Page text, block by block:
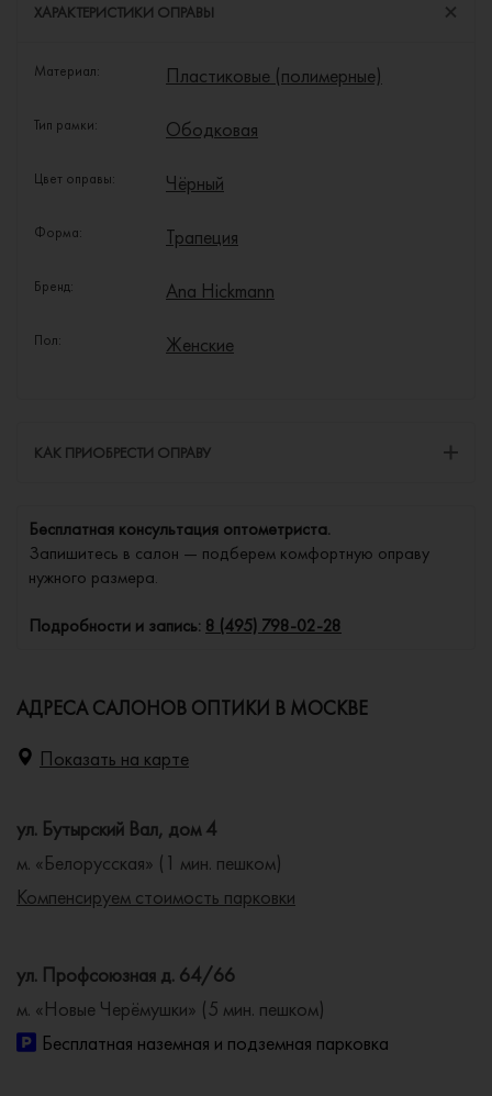
ХАРАКТЕРИСТИКИ ОПРАВЫ
Материал: Пластиковые (полимерные)
Тип рамки: Ободковая
Цвет оправы: Чёрный
Форма: Трапеция
Бренд: Ana Hickmann
Пол: Женские
КАК ПРИОБРЕСТИ ОПРАВУ
Бесплатная консультация оптометриста.
Запишитесь в салон — подберем комфортную оправу
нужного размера.
Подробности и запись: 8 (495) 798-02-28
АДРЕСА САЛОНОВ ОПТИКИ В МОСКВЕ
Показать на карте
ул. Бутырский Вал, дом 4
м. «Белорусская» (1 мин. пешком)
Компенсируем стоимость парковки
ул. Профсоюзная д. 64/66
м. «Новые Черёмушки» (5 мин. пешком)
Бесплатная наземная и подземная парковка